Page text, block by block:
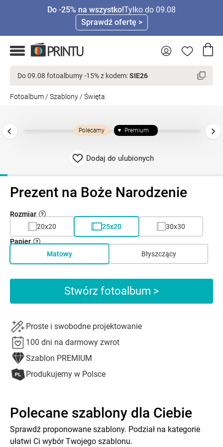
Do -25% na wszystko!Tylko do 09.08
Sprawdź ofertę >
Do 09.08 fotoalbumy -15% z kodem:SIE26
Fotoalbum / Szablony / Święta
Polecamy Premium
Dodaj do ulubionych
Prezent na Boże Narodzenie
Rozmiar
20x20
25x20
30x30
Papier
Matowy
Błyszczący
Stwórz fotoalbum >
Proste i swobodne projektowanie
100 dni na darmowy zwrot
Szablon PREMIUM
Produkujemy w Polsce
Polecane szablony dla Ciebie
Sprawdź proponowane szablony. Podział na kategorie
ułatwi Ci wybór Twojego szablonu.